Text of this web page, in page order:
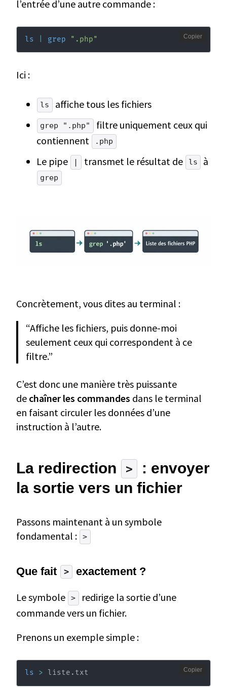
l’entrée d’une autre commande :
ls grep ".php" Copier
Ici :
ls affiche tous les fichiers
grep ".php"
filtre uniquement ceux qui
contiennent
.php
Le pipe transmet le résultat de ls à
grep
Concrètement, vous dites au terminal :
“Affiche les fichiers, puis donne-moi
seulement ceux qui correspondent à ce
filtre.”
C’est donc une manière très puissante
de chaîner les commandes dans le terminal
en faisant circuler les données d’une
instruction à l’autre.
La redirection >
: envoyer
la sortie vers un fichier
Passons maintenant à un symbole
fondamental :
>
Que fait > exactement ?
Le symbole >
redirige la sortie d’une
commande vers un fichier.
Prenons un exemple simple :
ls > liste.txt Copier